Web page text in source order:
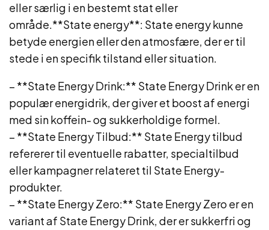
eller særlig i en bestemt stat eller
område.**State energy**: State energy kunne
betyde energien eller den atmosfære, der er til
stede i en specifik tilstand eller situation.
– **State Energy Drink:** State Energy Drink er en
populær energidrik, der giver et boost af energi
med sin koffein- og sukkerholdige formel.
– **State Energy Tilbud:** State Energy tilbud
refererer til eventuelle rabatter, specialtilbud
eller kampagner relateret til State Energy-
produkter.
– **State Energy Zero:** State Energy Zero er en
variant af State Energy Drink, der er sukkerfri og